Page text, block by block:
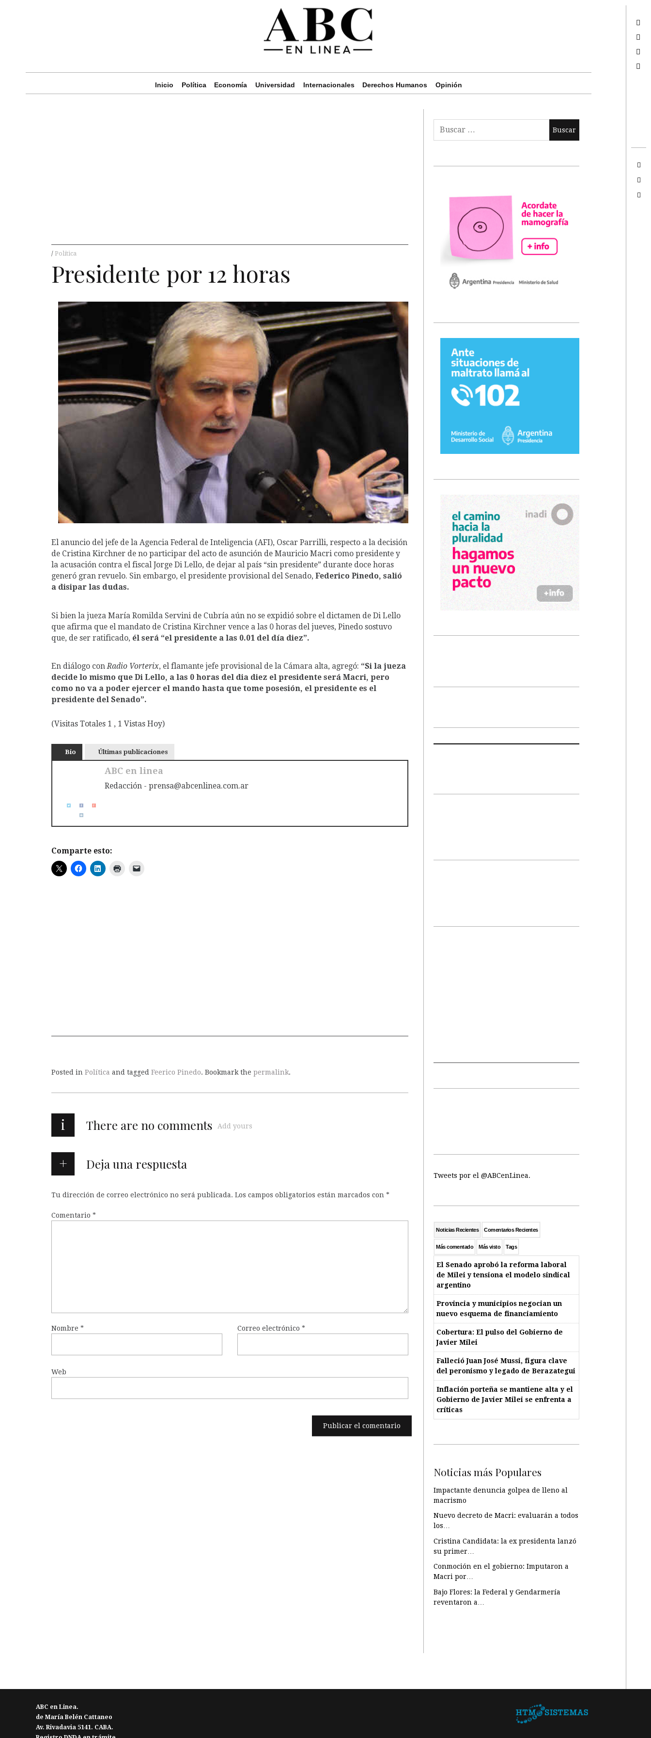
Inicio Política Economía Universidad Internacionales Derechos Humanos Opinión
Política
Presidente por 12 horas
El anuncio del jefe de la Agencia Federal de Inteligencia (AFI), Oscar Parrilli, respecto a la decisión
de Cristina Kirchner de no participar del acto de asunción de Mauricio Macri como presidente y
la acusación contra el fiscal Jorge Di Lello, de dejar al país “sin presidente” durante doce horas
generó gran revuelo. Sin embargo, el presidente provisional del Senado, Federico Pinedo, salió
a disipar las dudas.
Si bien la jueza María Romilda Servini de Cubría aún no se expidió sobre el dictamen de Di Lello
que afirma que el mandato de Cristina Kirchner vence a las 0 horas del jueves, Pinedo sostuvo
que, de ser ratificado, él será “el presidente a las 0.01 del día diez”.
En diálogo conRadio Vorterix, el flamante jefe provisional de la Cámara alta, agregó: “Si la jueza
decide lo mismo que Di Lello, a las 0 horas del dia diez el presidente será Macri, pero
como no va a poder ejercer el mando hasta que tome posesión, el presidente es el
presidente del Senado”.
(Visitas Totales 1 , 1 Vistas Hoy)
Bio Últimas publicaciones
ABC en linea
Redacción - prensa@abcenlinea.com.ar
Comparte esto:
Posted in Política and tagged Feerico Pinedo. Bookmark the permalink.
i There are no comments Add yours
Deja una respuesta
Tu dirección de correo electrónico no será publicada. Los campos obligatorios están marcados con *
Comentario *
Nombre * Correo electrónico*
Web
Tweets por el @ABCenLinea.
Noticias Recientes Comentarios Recientes
Más comentado Más visto Tags
El Senado aprobó la reforma laboral
de Milei y tensiona el modelo sindical
argentino
Provincia y municipios negocian un
nuevo esquema de financiamiento
Cobertura: El pulso del Gobierno de
Javier Milei
Falleció Juan José Mussi, figura clave
del peronismo y legado de Berazategui
Inflación porteña se mantiene alta y el
Gobierno de Javier Milei se enfrenta a
críticas
Noticias más Populares
Impactante denuncia golpea de lleno al
macrismo
Nuevo decreto de Macri: evaluarán a todos
los…
Cristina Candidata: la ex presidenta lanzó
su primer…
Conmoción en el gobierno: Imputaron a
Macri por…
Bajo Flores: la Federal y Gendarmería
reventaron a…
ABC en Linea.
de María Belén Cattaneo
Av. Rivadavia 5141. CABA.